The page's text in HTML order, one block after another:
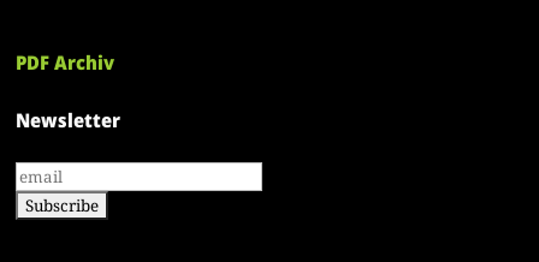
PDF Archiv
Newsletter